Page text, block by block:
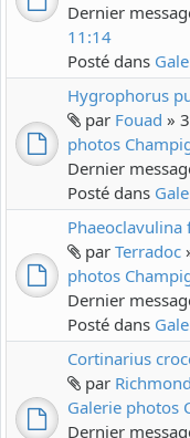
Dernier
11:14
Posté dans
Hygrophorus
par Fouad »
photos
Dernier
Posté dans
Phaeoclavulina
par Terradoc
photos
Dernier
Posté dans
Cortinarius
par
Galerie photos
Dernier